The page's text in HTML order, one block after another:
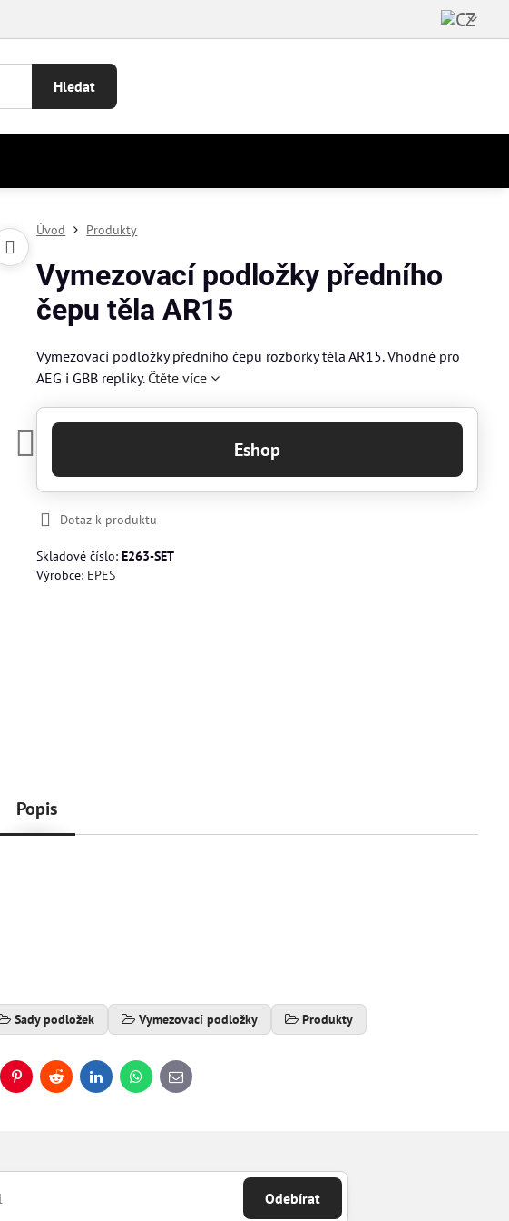
Hledat
Úvod Produkty
Vymezovací podložky předního
čepu těla AR15
Vymezovací podložky předního čepu rozborky těla AR15. Vhodné pro
AEG i GBB repliky. Čtěte více
Eshop
Dotaz k produktu
Skladové číslo:E263-SET
Výrobce: EPES
Popis
Sady podložek Vymezovací podložky Produkty
PinterestRedditLinkedInWhatsApp
E-
mail
Odebírat